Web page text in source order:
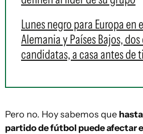
Lunes negro para Europa en
Alemania y Países Bajos, dos
candidatas, a casa antes de
Pero no. Hoy sabemos que
partido de fútbol puede afectar